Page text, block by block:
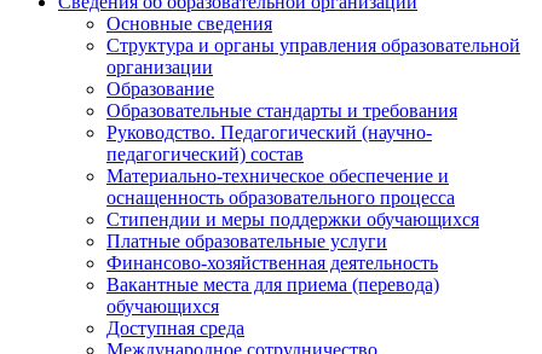
Основные сведения
Структура и органы управления образовательной
организации
Образование
Образовательные стандарты и требования
Руководство. Педагогический (научно-
педагогический) состав
Материально-техническое обеспечение и
оснащенность образовательного процесса
Стипендии и меры поддержки обучающихся
Платные образовательные услуги
Финансово-хозяйственная деятельность
Вакантные места для приема (перевода)
обучающихся
Доступная среда
Международное сотрудничество